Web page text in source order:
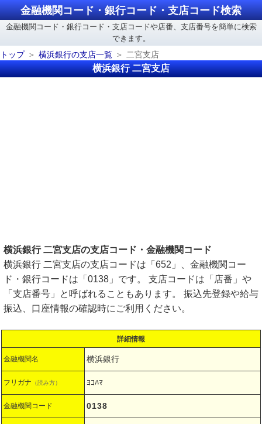
金融機関コード・銀行コード・支店コード検索
金融機関コード・銀行コード・支店コードや店番、支店番号を簡単に検索
できます。
トップ
横浜銀行の支店一覧 二宮支店
横浜銀行 二宮支店
横浜銀行 二宮支店の支店コード・金融機関コード
横浜銀行 二宮支店の支店コードは「652」、金融機関コー
ド・銀行コードは「0138」です。 支店コードは「店番」や
「支店番号」と呼ばれることもあります。 振込先登録や給与
振込、口座情報の確認時にご利用ください。
詳細情報
金融機関名 横浜銀行
フリガナ （読み方） ﾖｺﾊﾏ
金融機関コード 0138